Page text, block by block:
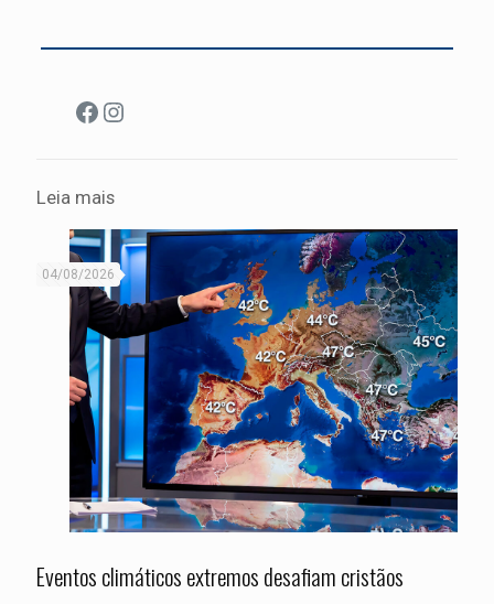
Facebook
Instagram
Leia mais
04/08/2026
Eventos climáticos extremos desafiam cristãos